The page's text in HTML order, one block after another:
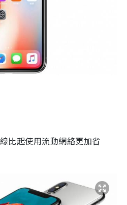
比起使用流動網絡更加省